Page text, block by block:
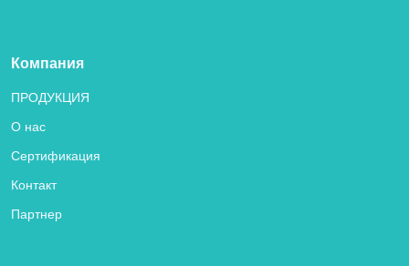
Компания
ПРОДУКЦИЯ
О нас
Сертификация
Контакт
Партнер